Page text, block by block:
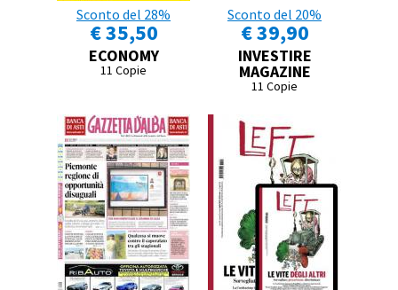
Sconto del 28%
€ 35,50
ECONOMY
11 Copie
Sconto del 20%
€ 39,90
INVESTIRE
MAGAZINE
11 Copie